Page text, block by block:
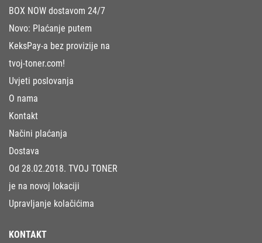
BOX NOW dostavom 24/7
Novo: Plaćanje putem
KeksPay-a bez provizije na
tvoj-toner.com!
Uvjeti poslovanja
O nama
Kontakt
Načini plaćanja
Dostava
Od 28.02.2018. TVOJ TONER
je na novoj lokaciji
Upravljanje kolačićima
KONTAKT